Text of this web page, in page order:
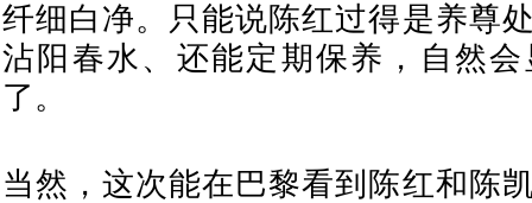
纤细白净。只能说陈红过得是养尊
沾阳春水、还能定期保养，自然
了。
当然，这次能在巴黎看到陈红和陈